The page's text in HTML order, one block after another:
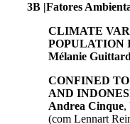
3B |Fatores
CLIMATE
POPULATION
Mélanie Guittard
CONFINED
AND
Andrea Cinque,
(com Lennart